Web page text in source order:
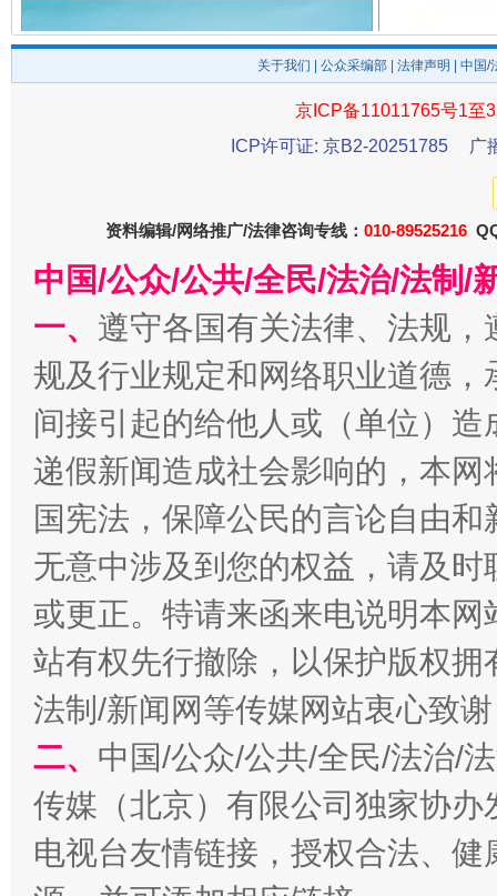
揭开“小金库”的免责幌子
受贿1.44亿！段成刚被判无期 从幼
关于我们 公众采编部 法律声明 | 中国
京ICP备11011765号1至
ICP许可证: 京B2-20251785
广
资料编辑/网络推广/法律咨询专线： 010-89525216
中国/公众/公共/全民/法治/法制/
一、 遵守各国有关法律、法规
规及行业规定和网络职业道德
间接引起的给他人或（单位）
递假新闻造成社会影响的，本
国宪法，保障公民的言论自由
无意中涉及到您的权益，请及
或更正。特请来函来电说明本
站有权先行撤除，以保护版权
法制/新闻网等传媒网站衷心致
二、 中国/公众/公共/全民/法治/
传媒（北京）有限公司独家协
电视台友情链接，授权合法、